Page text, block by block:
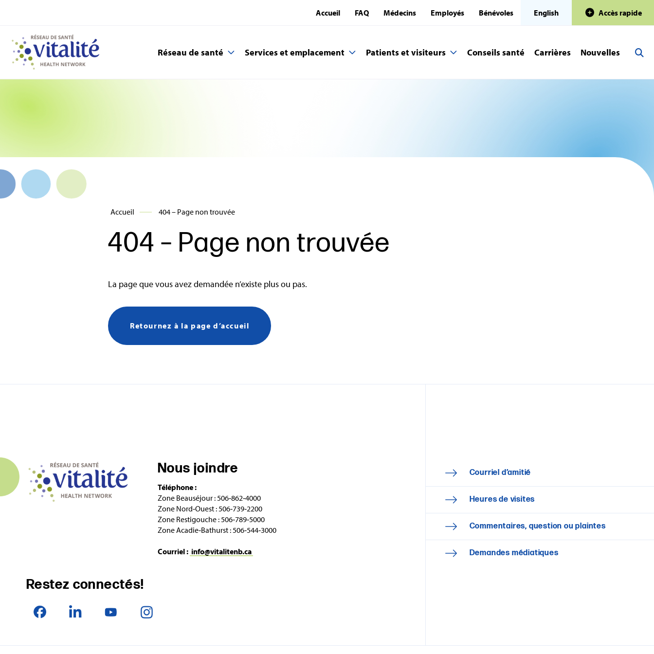
Accueil FAQ Médecins Employés Bénévoles English Accès rapide
Réseau de santé Services et emplacement Patients et visiteurs Conseils santé Carrières Nouvelles
Accueil 404 – Page non trouvée
404 – Page non trouvée
La page que vous avez demandée n’existe plus ou pas.
Retournez à la page d’accueil
Nous joindre
Téléphone :
Zone Beauséjour : 506‑862‑4000
Zone Nord‑Ouest : 506‑739‑2200
Zone Restigouche : 506‑789‑5000
Zone Acadie‑Bathurst : 506‑544‑3000
Courriel : info@vitalitenb.ca
Restez connectés!
Courriel d’amitié
Heures de visites
Commentaires, question ou plaintes
Demandes médiatiques